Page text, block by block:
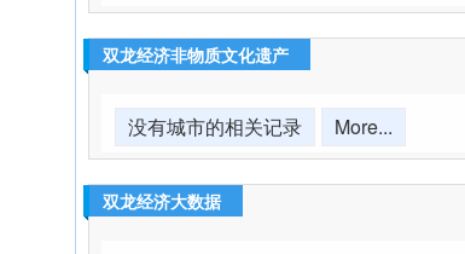
双龙经济非物质文化遗产
没有城市的相关记录 More...
双龙经济大数据